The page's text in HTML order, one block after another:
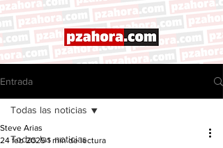
Entrada
Todas las noticias
Todas las noticias
Steve Arias
24 feb 2025 1 min de lectura